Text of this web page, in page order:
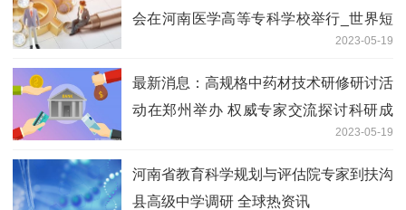
会在河南医学高等专科学校举行_世界短
2023-05-19
最新消息：高规格中药材技术研修研讨活
动在郑州举办 权威专家交流探讨科研成
2023-05-19
河南省教育科学规划与评估院专家到扶沟
县高级中学调研 全球热资讯